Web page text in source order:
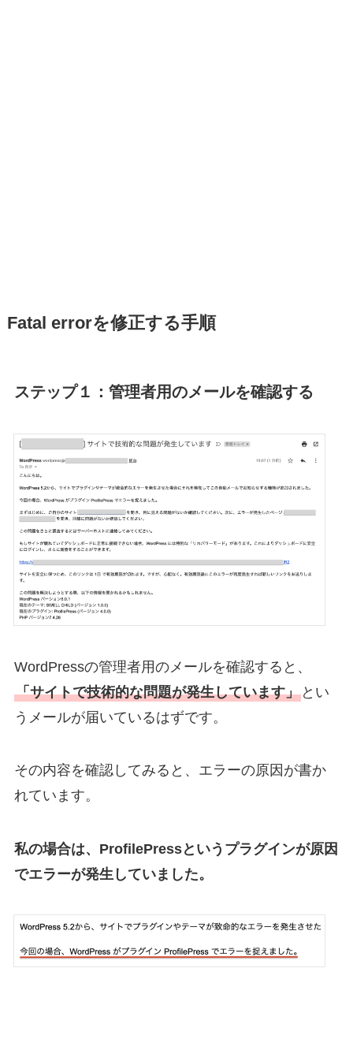
Fatal errorを修正する手順
ステップ１：管理者用のメールを確認する
WordPressの管理者用のメールを確認すると、
「サイトで技術的な問題が発生しています」とい
うメールが届いているはずです。
その内容を確認してみると、エラーの原因が書か
れています。
私の場合は、ProfilePressというプラグインが原因
でエラーが発生していました。